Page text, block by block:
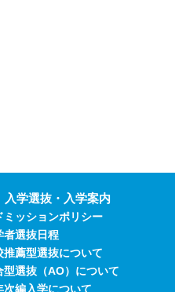
入学選抜・入学案内
ミッションポリシー
者選抜日程
推薦型選抜について
型選抜（AO）について
次編入学について